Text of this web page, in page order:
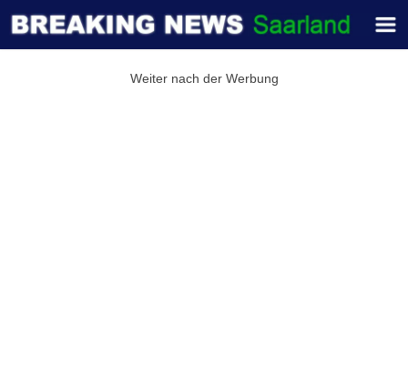
Weiter nach der Werbung